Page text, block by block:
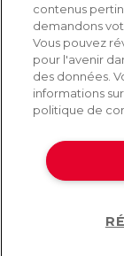
Livraison rapide
Retours &
Paiement sécurisé
AIDE
Contact
Paiement
Livraison et
Protection des
contenus
demandons
Vous pouvez
pour l'avenir
des données.
informations
politique de